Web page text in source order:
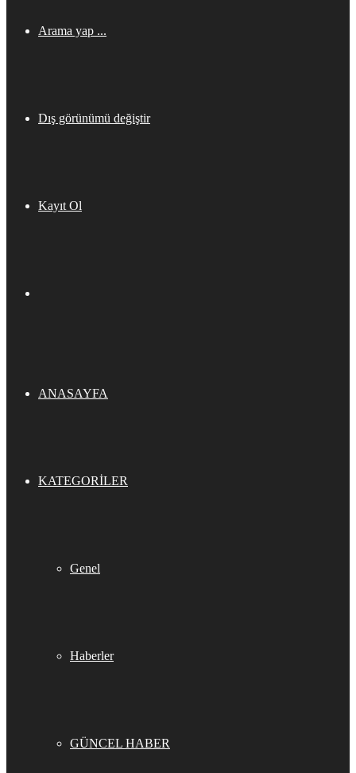
Arama yap ...
Dış görünümü değiştir
Kayıt Ol
ANASAYFA
KATEGORILER
Genel
Haberler
GÜNCEL HABER